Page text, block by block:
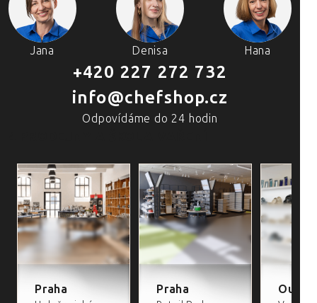
Jana Denisa Hana
+420 227 272 732
info@chefshop.cz
Odpovídáme do 24 hodin
Praha Praha